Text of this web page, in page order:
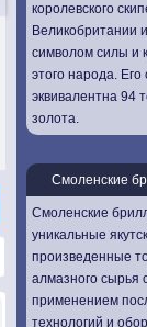
королевского
Великобритании
символом силы и
этого народа. Его
эквивалентна 94
золота.
Смоленские
Смоленские
уникальные
произведенные
алмазного сырья
применением
технологий и